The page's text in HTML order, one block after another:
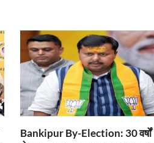
Bankipur By-Election: 30 वर्षों